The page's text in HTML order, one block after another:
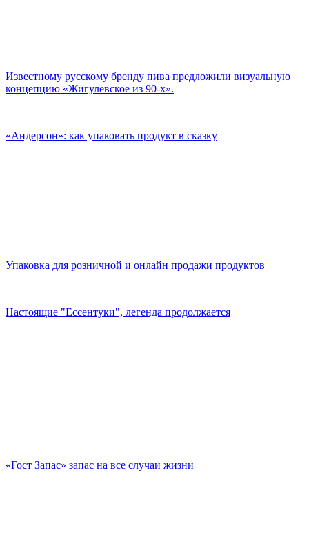
Известному русскому бренду пива предложили визуальную
концепцию «Жигулевское из 90-х».
«‎Андерсон»‎: как упаковать продукт в сказку
Упаковка для розничной и онлайн продажи продуктов
Настоящие "Ессентуки", легенда продолжается
«Гост Запас» запас на все случаи жизни